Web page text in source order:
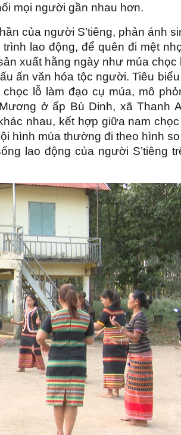
mọi người gần nhau hơn.
của người S’tiêng, phản ánh
lao động, để quên đi mệt
xuất hằng ngày như múa chọc
ấn văn hóa tộc người. Tiêu
lỗ làm đạo cụ múa, mô
ở ấp Bù Dinh, xã Thanh
nhau, kết hợp giữa nam
hình múa thường đi theo hình
lao động của người S’tiêng